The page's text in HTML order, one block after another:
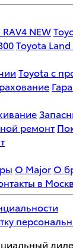
NEW
Toyota
Toyota с
ремонт
О Major О
в